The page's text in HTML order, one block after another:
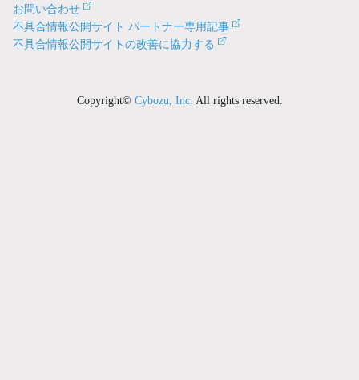
お問い合わせ
不具合情報公開サイト パートナー専用記事
不具合情報公開サイトの改善に協力する
Copyright© Cybozu, Inc. All rights reserved.